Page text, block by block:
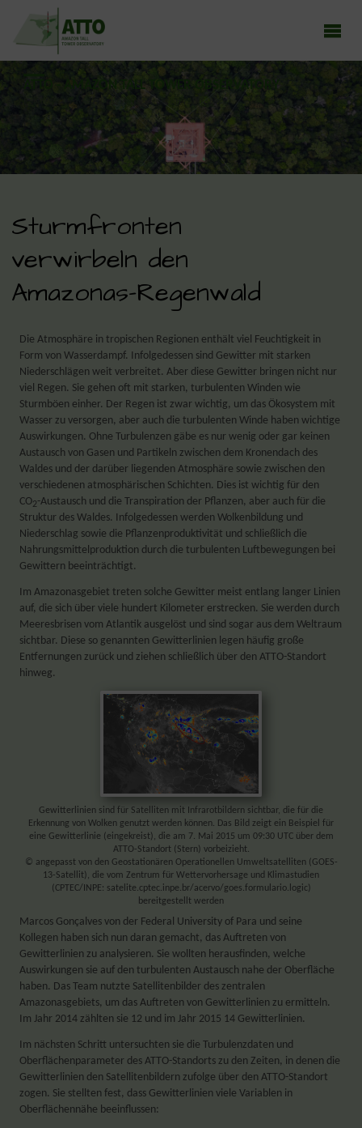
ATTO - AMAZON TALL TOWER OBSERVATORY
Sturmfronten
verwirbeln den
Amazonas-Regenwald
Die Atmosphäre in tropischen Regionen enthält viel Feuchtigkeit in
Form von Wasserdampf. Infolgedessen sind Gewitter mit starken
Niederschlägen weit verbreitet. Aber diese Gewitter bringen nicht nur
viel Regen. Sie gehen oft mit starken, turbulenten Winden wie
Sturmböen einher. Der Regen ist zwar wichtig, um das Ökosystem mit
Wasser zu versorgen, aber auch die turbulenten Winde haben wichtige
Auswirkungen. Ohne Turbulenzen gäbe es nur wenig oder gar keinen
Austausch von Gasen und Partikeln zwischen dem Kronendach des
Waldes und der darüber liegenden Atmosphäre sowie zwischen den
verschiedenen atmosphärischen Schichten. Dies ist wichtig für den
CO2-Austausch und die Transpiration der Pflanzen, aber auch für die
Struktur des Waldes. Infolgedessen werden Wolkenbildung und
Niederschlag sowie die Pflanzenproduktivität und schließlich die
Nahrungsmittelproduktion durch die turbulenten Luftbewegungen bei
Gewittern beeinträchtigt.
Im Amazonasgebiet treten solche Gewitter meist entlang langer Linien
auf, die sich über viele hundert Kilometer erstrecken. Sie werden durch
Meeresbrisen vom Atlantik ausgelöst und sind sogar aus dem Weltraum
sichtbar. Diese so genannten Gewitterlinien legen häufig große
Entfernungen zurück und ziehen schließlich über den ATTO-Standort
hinweg.
Gewitterlinien sind für Satelliten mit Infrarotbildern sichtbar, die für die
Erkennung von Wolken genutzt werden können. Das Bild zeigt ein Beispiel für
eine Gewitterlinie (eingekreist), die am 7. Mai 2015 um 09:30 UTC über dem
ATTO-Standort (Stern) vorbeizieht.
© angepasst von den Geostationären Operationellen Umweltsatelliten (GOES-
13-Satellit), die vom Zentrum für Wettervorhersage und Klimastudien
(CPTEC/INPE: satelite.cptec.inpe.br/acervo/goes.formulario.logic)
bereitgestellt werden
Marcos Gonçalves von der Federal University of Para und seine
Kollegen haben sich nun daran gemacht, das Auftreten von
Gewitterlinien zu analysieren. Sie wollten herausfinden, welche
Auswirkungen sie auf den turbulenten Austausch nahe der Oberfläche
haben. Das Team nutzte Satellitenbilder des zentralen
Amazonasgebiets, um das Auftreten von Gewitterlinien zu ermitteln.
Im Jahr 2014 zählten sie 12 und im Jahr 2015 14 Gewitterlinien.
Im nächsten Schritt untersuchten sie die Turbulenzdaten und
Oberflächenparameter des ATTO-Standorts zu den Zeiten, in denen die
Gewitterlinien den Satellitenbildern zufolge über den ATTO-Standort
zogen. Sie stellten fest, dass Gewitterlinien viele Variablen in
Oberflächennähe beeinflussen: